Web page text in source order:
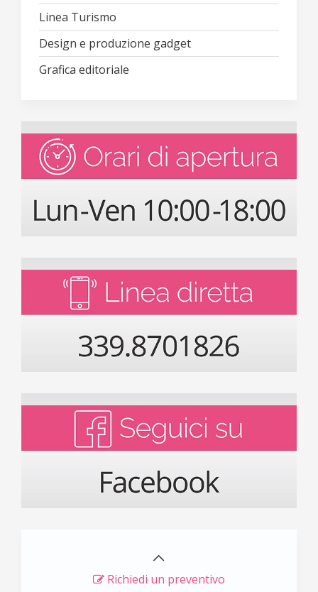
Linea Turismo
Design e produzione gadget
Grafica editoriale
Richiedi un preventivo